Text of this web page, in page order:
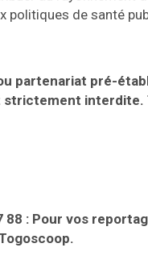
politiques de santé
partenariat pré-
interdite.
88 : Pour vos